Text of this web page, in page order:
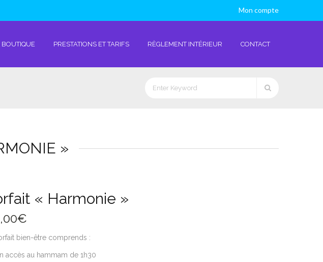
Mon compte
BOUTIQUE PRESTATIONS ET TARIFS RÈGLEMENT INTÉRIEUR CONTACT
»
« Harmonie »
€
bien-être comprends :
accès au hammam de 1h30